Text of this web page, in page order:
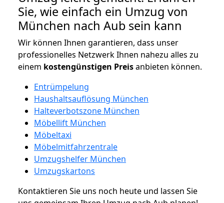
Sie, wie einfach ein Umzug von
München nach Aub sein kann
Wir können Ihnen garantieren, dass unser
professionelles Netzwerk Ihnen nahezu alles zu
einem kostengünstigen Preisanbieten können.
Entrümpelung
Haushaltsauflösung München
Halteverbotszone München
Möbellift München
Möbeltaxi
Möbelmitfahrzentrale
Umzugshelfer München
Umzugskartons
Kontaktieren Sie uns noch heute und lassen Sie